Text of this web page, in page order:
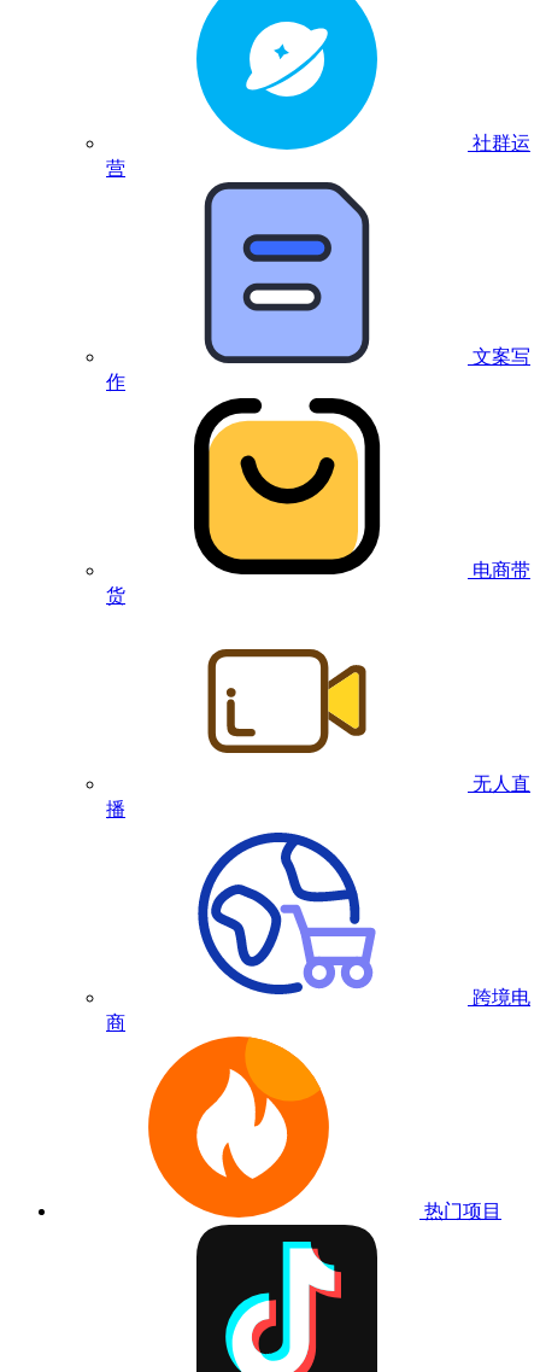
社群运
营
文案写
作
电商带
货
无人直
播
跨境电
商
热门项目